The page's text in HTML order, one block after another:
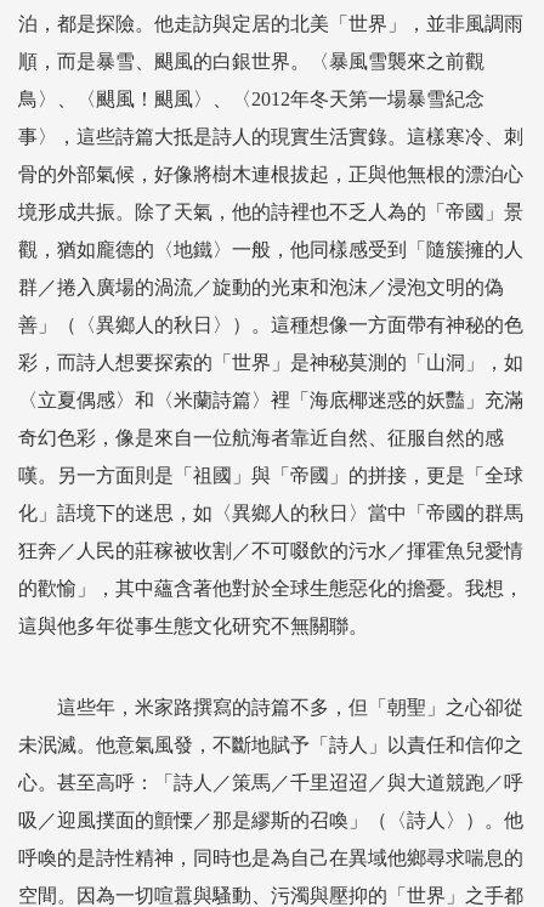
泊，都是探險。他走訪與定居的北美「世界」，並非風調雨
順，而是暴雪、颶風的白銀世界。〈暴風雪襲來之前觀
鳥〉、〈颶風！颶風〉、〈2012年冬天第一場暴雪紀念
事〉，這些詩篇大抵是詩人的現實生活實錄。這樣寒冷、刺
骨的外部氣候，好像將樹木連根拔起，正與他無根的漂泊心
境形成共振。除了天氣，他的詩裡也不乏人為的「帝國」景
觀，猶如龐德的〈地鐵〉一般，他同樣感受到「隨簇擁的人
群／捲入廣場的渦流／旋動的光束和泡沫／浸泡文明的偽
善」（〈異鄉人的秋日〉）。這種想像一方面帶有神秘的色
彩，而詩人想要探索的「世界」是神秘莫測的「山洞」，如
〈立夏偶感〉和〈米蘭詩篇〉裡「海底椰迷惑的妖豔」充滿
奇幻色彩，像是來自一位航海者靠近自然、征服自然的感
嘆。另一方面則是「祖國」與「帝國」的拼接，更是「全球
化」語境下的迷思，如〈異鄉人的秋日〉當中「帝國的群馬
狂奔／人民的莊稼被收割／不可啜飲的污水／揮霍魚兒愛情
的歡愉」，其中蘊含著他對於全球生態惡化的擔憂。我想，
這與他多年從事生態文化研究不無關聯。
這些年，米家路撰寫的詩篇不多，但「朝聖」之心卻從
未泯滅。他意氣風發，不斷地賦予「詩人」以責任和信仰之
心。甚至高呼：「詩人／策馬／千里迢迢／與大道競跑／呼
吸／迎風撲面的顫慄／那是繆斯的召喚」（〈詩人〉）。他
呼喚的是詩性精神，同時也是為自己在異域他鄉尋求喘息的
空間。因為一切喧囂與騷動、污濁與壓抑的「世界」之手都